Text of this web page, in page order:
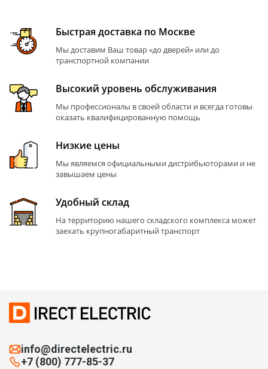
Быстрая доставка по Москве
Мы доставим Ваш товар «до дверей» или до
транспортной компании
Высокий уровень обслуживания
Мы профессионалы в своей области и всегда готовы
оказать квалифицированную помощь
Низкие цены
Мы являемся официальными дистрибьюторами и не
завышаем цены
Удобный склад
На территорию нашего складского комплекса может
заехать крупногабаритный транспорт
info@directelectric.ru
+7 (800) 777-85-37